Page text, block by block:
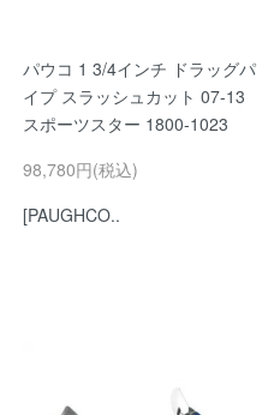
パウコ 1 3/4インチ ドラッグパ
イプ スラッシュカット 07-13
スポーツスター 1800-1023
98,780円(税込)
[PAUGHCO..